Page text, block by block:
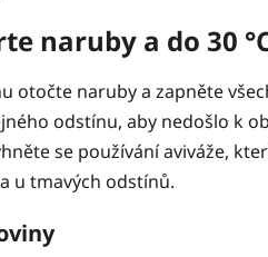
naruby a do 30
otočte naruby a zapněte
odstínu, aby nedošlo k
se používání aviváže,
u tmavých odstínů.